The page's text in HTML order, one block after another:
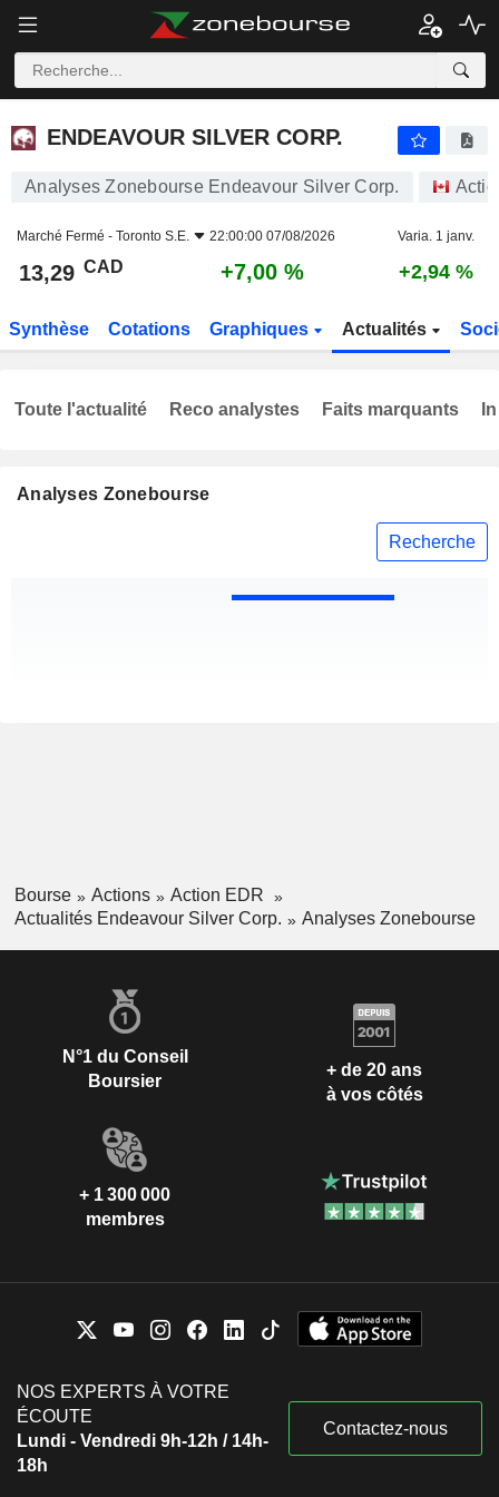
ENDEAVOUR SILVER CORP.
ENDEAVOUR SILVER CORP.
Analyses Zonebourse Endeavour Silver Corp.
Marché Fermé - Toronto S.E. 22:00:00 07/08/2026 Varia. 1 janv.
13,29 CAD +7,00 % +2,94 %
Synthèse Cotations Graphiques Actualités
Analyses Zonebourse
Recherche
Toute l'actualité Reco analystes Faits marquants
Bourse Actions
Action EDR
Actualités Endeavour Silver Corp.
Analyses Zonebourse
N°1 du Conseil
Boursier
+ de 20 ans
à vos côtés
+ 1 300 000
membres
NOS EXPERTS À VOTRE
ÉCOUTE
Lundi - Vendredi 9h-12h / 14h-
18h
Contactez-nous